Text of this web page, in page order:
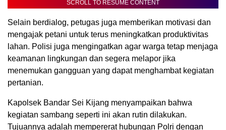
SCROLL TO RESUME CONTENT
Selain berdialog, petugas juga memberikan motivasi dan
mengajak petani untuk terus meningkatkan produktivitas
lahan. Polisi juga mengingatkan agar warga tetap menjaga
keamanan lingkungan dan segera melapor jika
menemukan gangguan yang dapat menghambat kegiatan
pertanian.
Kapolsek Bandar Sei Kijang menyampaikan bahwa
kegiatan sambang seperti ini akan rutin dilakukan.
Tujuannya adalah mempererat hubungan Polri dengan